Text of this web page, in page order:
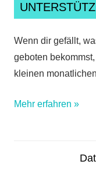
Wenn dir gefällt,
geboten
kleinen
Mehr erfahren »